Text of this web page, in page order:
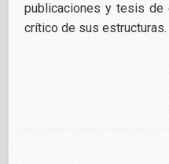
publicaciones y tesis de
crítico de sus estructuras.